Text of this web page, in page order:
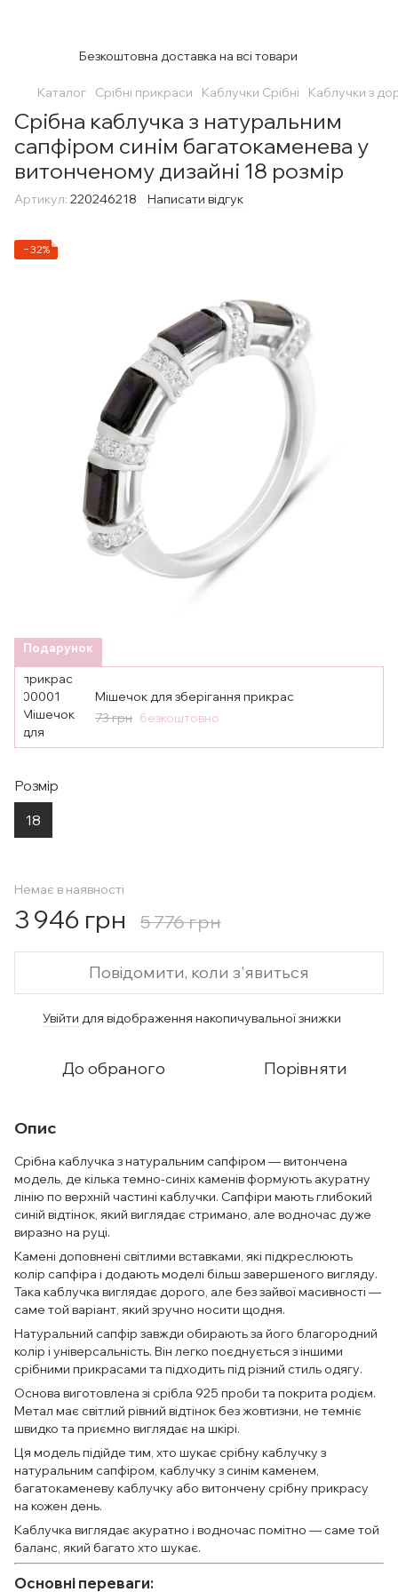
Безкоштовна доставка на всі товари
Каталог Срібні прикраси Каблучки Срібні Каблучки з
Срібна каблучка з натуральним
сапфіром синім багатокаменева у
витонченому дизайні 18 розмір
Артикул: 220246218 Написати відгук
−32%
Подарунок
Мішечок для зберігання прикрас
73 грн безкоштовно
Розмір
18
Немає в наявності
3 946 грн 5 776 грн
Повідомити, коли з'явиться
Увійти для відображення накопичувальної знижки
До обраного Порівняти
Опис
Срібна каблучка з натуральним сапфіром — витончена
модель, де кілька темно-синіх каменів формують акуратну
лінію по верхній частині каблучки. Сапфіри мають глибокий
синій відтінок, який виглядає стримано, але водночас дуже
виразно на руці.
Камені доповнені світлими вставками, які підкреслюють
колір сапфіра і додають моделі більш завершеного вигляду.
Така каблучка виглядає дорого, але без зайвої масивності —
саме той варіант, який зручно носити щодня.
Натуральний сапфір завжди обирають за його благородний
колір і універсальність. Він легко поєднується з іншими
срібними прикрасами та підходить під різний стиль одягу.
Основа виготовлена зі срібла 925 проби та покрита родієм.
Метал має світлий рівний відтінок без жовтизни, не темніє
швидко та приємно виглядає на шкірі.
Ця модель підійде тим, хто шукає срібну каблучку з
натуральним сапфіром, каблучку з синім каменем,
багатокаменеву каблучку або витончену срібну прикрасу
на кожен день.
Каблучка виглядає акуратно і водночас помітно — саме той
баланс, який багато хто шукає.
Основні переваги: